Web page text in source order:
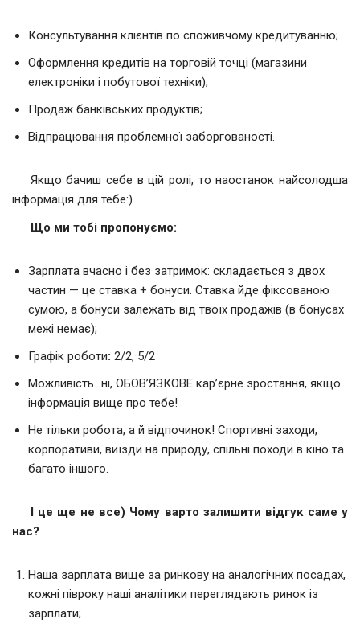
Консультування клієнтів по споживчому кредитуванню;
Оформлення кредитів на торговій точці (магазини
електроніки і побутової техніки);
Продаж банківських продуктів;
Відпрацювання проблемної заборгованості.
Якщо бачиш себе в цій ролі, то наостанок найсолодша
інформація для тебе:)
Що ми тобі пропонуємо:
Зарплата вчасно і без затримок: складається з двох
частин — це ставка + бонуси. Ставка йде фіксованою
сумою, а бонуси залежать від твоїх продажів (в бонусах
межі немає);
Графік роботи: 2/2, 5/2
Можливість…ні, ОБОВ’ЯЗКОВЕ кар’єрне зростання, якщо
інформація вище про тебе!
Не тільки робота, а й відпочинок! Спортивні заходи,
корпоративи, виїзди на природу, спільні походи в кіно та
багато іншого.
І це ще не все) Чому варто залишити відгук саме у
нас?
Наша зарплата вище за ринкову на аналогічних посадах,
кожні півроку наші аналітики переглядають ринок із
зарплати;